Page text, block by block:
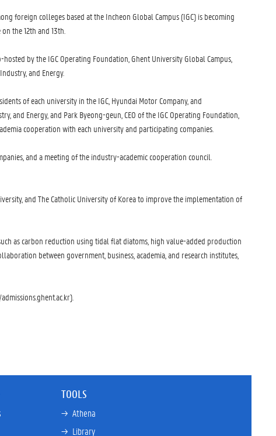
foreign colleges based at the Incheon Global Campus (IGC) is becoming
the 12th and 13th.
by the IGC Operating Foundation, Ghent University Global Campus,
and Energy.
of each university in the IGC, Hyundai Motor Company, and
and Energy, and Park Byeong-geun, CEO of the IGC Operating Foundation,
cooperation with each university and participating companies.
and a meeting of the industry-academic cooperation council.
and The Catholic University of Korea to improve the implementation of
as carbon reduction using tidal flat diatoms, high value-added production
between government, business, academia, and research institutes,
TOOLS
→ Athena
→ Library